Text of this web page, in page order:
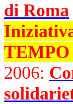
di Roma
2006: